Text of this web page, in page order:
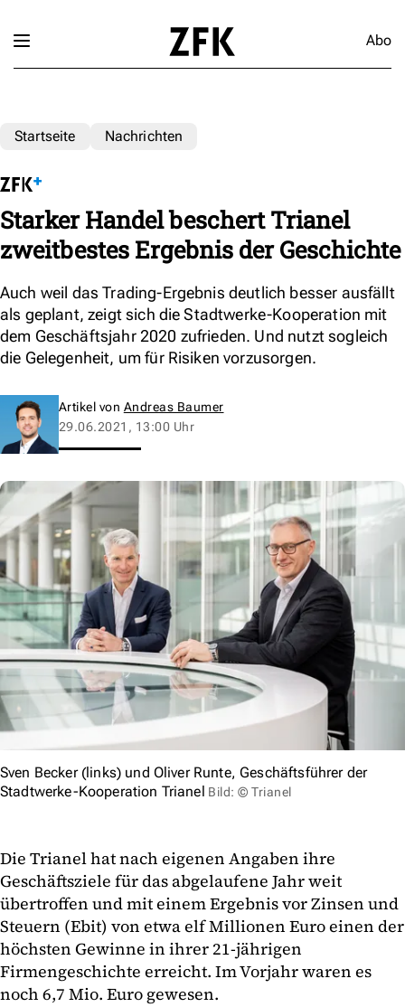
Abo
Startseite Nachrichten
Starker Handel beschert Trianel
zweitbestes Ergebnis der Geschichte
Auch weil das Trading-Ergebnis deutlich besser ausfällt
als geplant, zeigt sich die Stadtwerke-Kooperation mit
dem Geschäftsjahr 2020 zufrieden. Und nutzt sogleich
die Gelegenheit, um für Risiken vorzusorgen.
Artikel von Andreas Baumer
29.06.2021, 13:00 Uhr
Sven Becker (links) und Oliver Runte, Geschäftsführer der
Stadtwerke-Kooperation Trianel Bild: © Trianel
Die Trianel hat nach eigenen Angaben ihre
Geschäftsziele für das abgelaufene Jahr weit
übertroffen und mit einem Ergebnis vor Zinsen und
Steuern (Ebit) von etwa elf Millionen Euro einen der
höchsten Gewinne in ihrer 21-jährigen
Firmengeschichte erreicht. Im Vorjahr waren es
noch 6,7 Mio. Euro gewesen.